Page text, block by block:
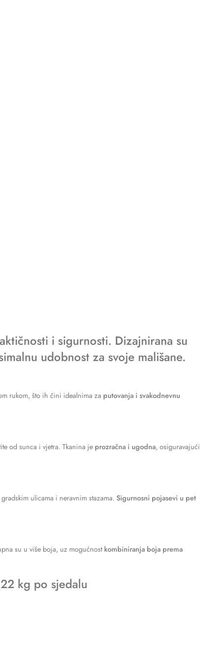
i sigurnosti. Dizajnirana su
udobnost za svoje mališane.
rukom, što ih čini idealnima za putovanja i svakodnevnu
od sunca i vjetra. Tkanina je prozračna i ugodna, osiguravajući
ulicama i neravnim stazama. Sigurnosni pojasevi u pet
su u više boja, uz mogućnostkombiniranja boja prema
kg po sjedalu